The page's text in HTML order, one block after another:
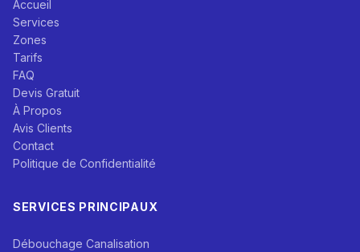
Accueil
Services
Zones
Tarifs
FAQ
Devis Gratuit
À Propos
Avis Clients
Contact
Politique de Confidentialité
SERVICES PRINCIPAUX
Débouchage Canalisation